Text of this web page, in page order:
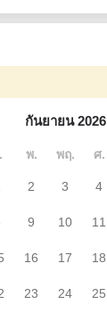
กันยายน 2026
พ. พฤ. ศ.
2 3 4
9 10 11
16 17 18
23 24 25